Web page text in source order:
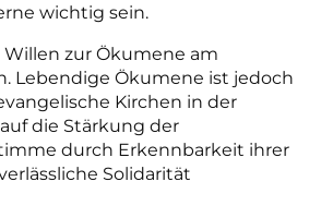
wichtig sein.
zur Ökumene am
Lebendige Ökumene ist jedoch
Kirchen in der
die Stärkung der
durch Erkennbarkeit ihrer
Solidarität